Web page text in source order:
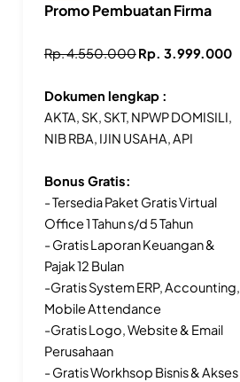
Promo Pembuatan Firma
Rp. 4.550.000Rp. 3.999.000
Dokumen lengkap :
AKTA, SK, SKT, NPWP DOMISILI,
NIB RBA, IJIN USAHA, API
Bonus Gratis:
- Tersedia Paket Gratis Virtual
Office 1 Tahun s/d 5 Tahun
- Gratis Laporan Keuangan &
Pajak 12 Bulan
-Gratis System ERP, Accounting,
Mobile Attendance
-Gratis Logo, Website & Email
Perusahaan
- Gratis Workhsop Bisnis & Akses